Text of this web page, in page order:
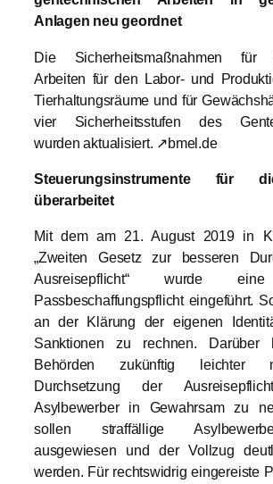
Anlagen neu geordnet
Die Sicherheitsmaßnahmen für
Arbeiten für den Labor- und
Tierhaltungsräume und für
vier Sicherheitsstufen des
wurden aktualisiert. ↗bmel.de
Steuerungsinstrumente für
überarbeitet
Mit dem am 21. August 2019 in
„Zweiten Gesetz zur besseren
Ausreisepflicht“ wurde
Passbeschaffungspflicht eingeführt.
an der Klärung der eigenen
Sanktionen zu rechnen.
Behörden zukünftig leichter
Durchsetzung der
Asylbewerber in Gewahrsam zu
sollen straffällige
ausgewiesen und der Vollzug
werden. Für rechtswidrig eingereiste